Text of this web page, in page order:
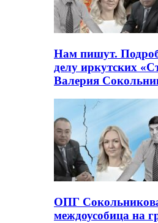
Нам пишут.
делу иркутских
Валерия
ОПГ
междоусобица на